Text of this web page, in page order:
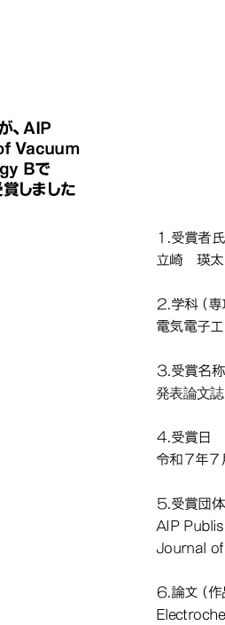
、AIP
Vacuum
Bで
しました
「
「
「
１.受賞者
立崎 瑛太
２.学科（
電気電子
３.受賞名称
発表論文
４.受賞日
令和７年７
５.受賞団
AIP
Journal
６.論文（